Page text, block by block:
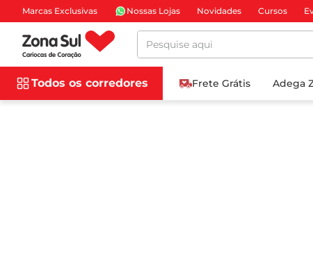
Marcas Exclusivas Nossas Lojas Novidades Cursos
Pesquise aqui
Todos os corredores Frete Grátis Adega